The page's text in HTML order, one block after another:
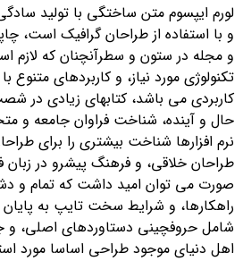
لورم ایپسوم متن ساختگی با تولید
و با استفاده از طراحان گرافیک است،
و مجله در ستون و سطرآنچنان که لازم
تکنولوژی مورد نیاز، و کاربردهای متنوع
کاربردی می باشد، کتابهای زیادی در
حال و آینده، شناخت فراوان جامعه و
نرم افزارها شناخت بیشتری را برای
طراحان خلاقی، و فرهنگ پیشرو در زبان
صورت می توان امید داشت که تمام و
راهکارها، و شرایط سخت تایپ به پایان
شامل حروفچینی دستاوردهای اصلی، و
اهل دنیای موجود طراحی اساسا مورد